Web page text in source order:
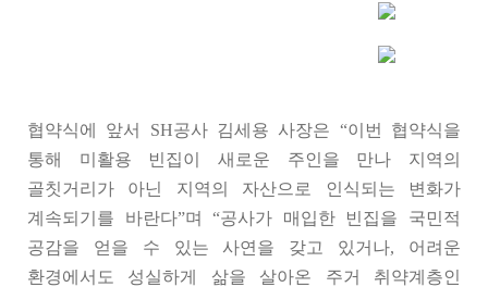
협약식에 앞서 SH공사 김세용 사장은 “이번 협약식을
통해 미활용 빈집이 새로운 주인을 만나 지역의
골칫거리가 아닌 지역의 자산으로 인식되는 변화가
계속되기를 바란다”며 “공사가 매입한 빈집을 국민적
공감을 얻을 수 있는 사연을 갖고 있거나, 어려운
환경에서도 성실하게 삶을 살아온 주거 취약계층인